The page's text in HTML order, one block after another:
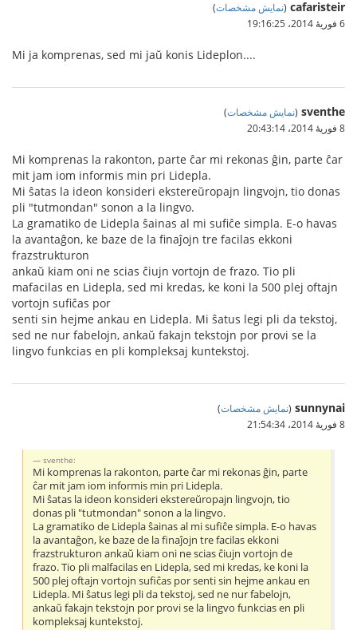
cafaristeir
(نمایش مشخصات)
6 فوریهٔ 2014،‏ 19:16:25
Mi ja komprenas, sed mi jaŭ konis Lideplon....
sventhe
(نمایش مشخصات)
8 فوریهٔ 2014،‏ 20:43:14
Mi komprenas la rakonton, parte ĉar mi rekonas ĝin, parte ĉar
mit jam iom informis min pri Lidepla.
Mi ŝatas la ideon konsideri ekstereŭropajn lingvojn, tio donas
pli "tutmondan" sonon a la lingvo.
La gramatiko de Lidepla ŝainas al mi sufiĉe simpla. E-o havas
la avantaĝon, ke baze de la finaĵojn tre facilas ekkoni
frazstrukturon
ankaŭ kiam oni ne scias ĉiujn vortojn de frazo. Tio pli
mafacilas en Lidepla, sed mi kredas, ke koni la 500 plej oftajn
vortojn sufiĉas por
senti sin hejme ankau en Lidepla. Mi ŝatus legi pli da tekstoj,
sed ne nur fabelojn, ankaŭ fakajn tekstojn por provi se la
lingvo funkcias en pli kompleksaj kuntekstoj.
sunnynai
(نمایش مشخصات)
8 فوریهٔ 2014،‏ 21:54:34
sventhe:
Mi komprenas la rakonton, parte ĉar mi rekonas ĝin, parte
ĉar mit jam iom informis min pri Lidepla.
Mi ŝatas la ideon konsideri ekstereŭropajn lingvojn, tio
donas pli "tutmondan" sonon a la lingvo.
La gramatiko de Lidepla ŝainas al mi sufiĉe simpla. E-o havas
la avantaĝon, ke baze de la finaĵojn tre facilas ekkoni
frazstrukturon ankaŭ kiam oni ne scias ĉiujn vortojn de
frazo. Tio pli malfacilas en Lidepla, sed mi kredas, ke koni la
500 plej oftajn vortojn sufiĉas por senti sin hejme ankau en
Lidepla. Mi ŝatus legi pli da tekstoj, sed ne nur fabelojn,
ankaŭ fakajn tekstojn por provi se la lingvo funkcias en pli
kompleksaj kuntekstoj.